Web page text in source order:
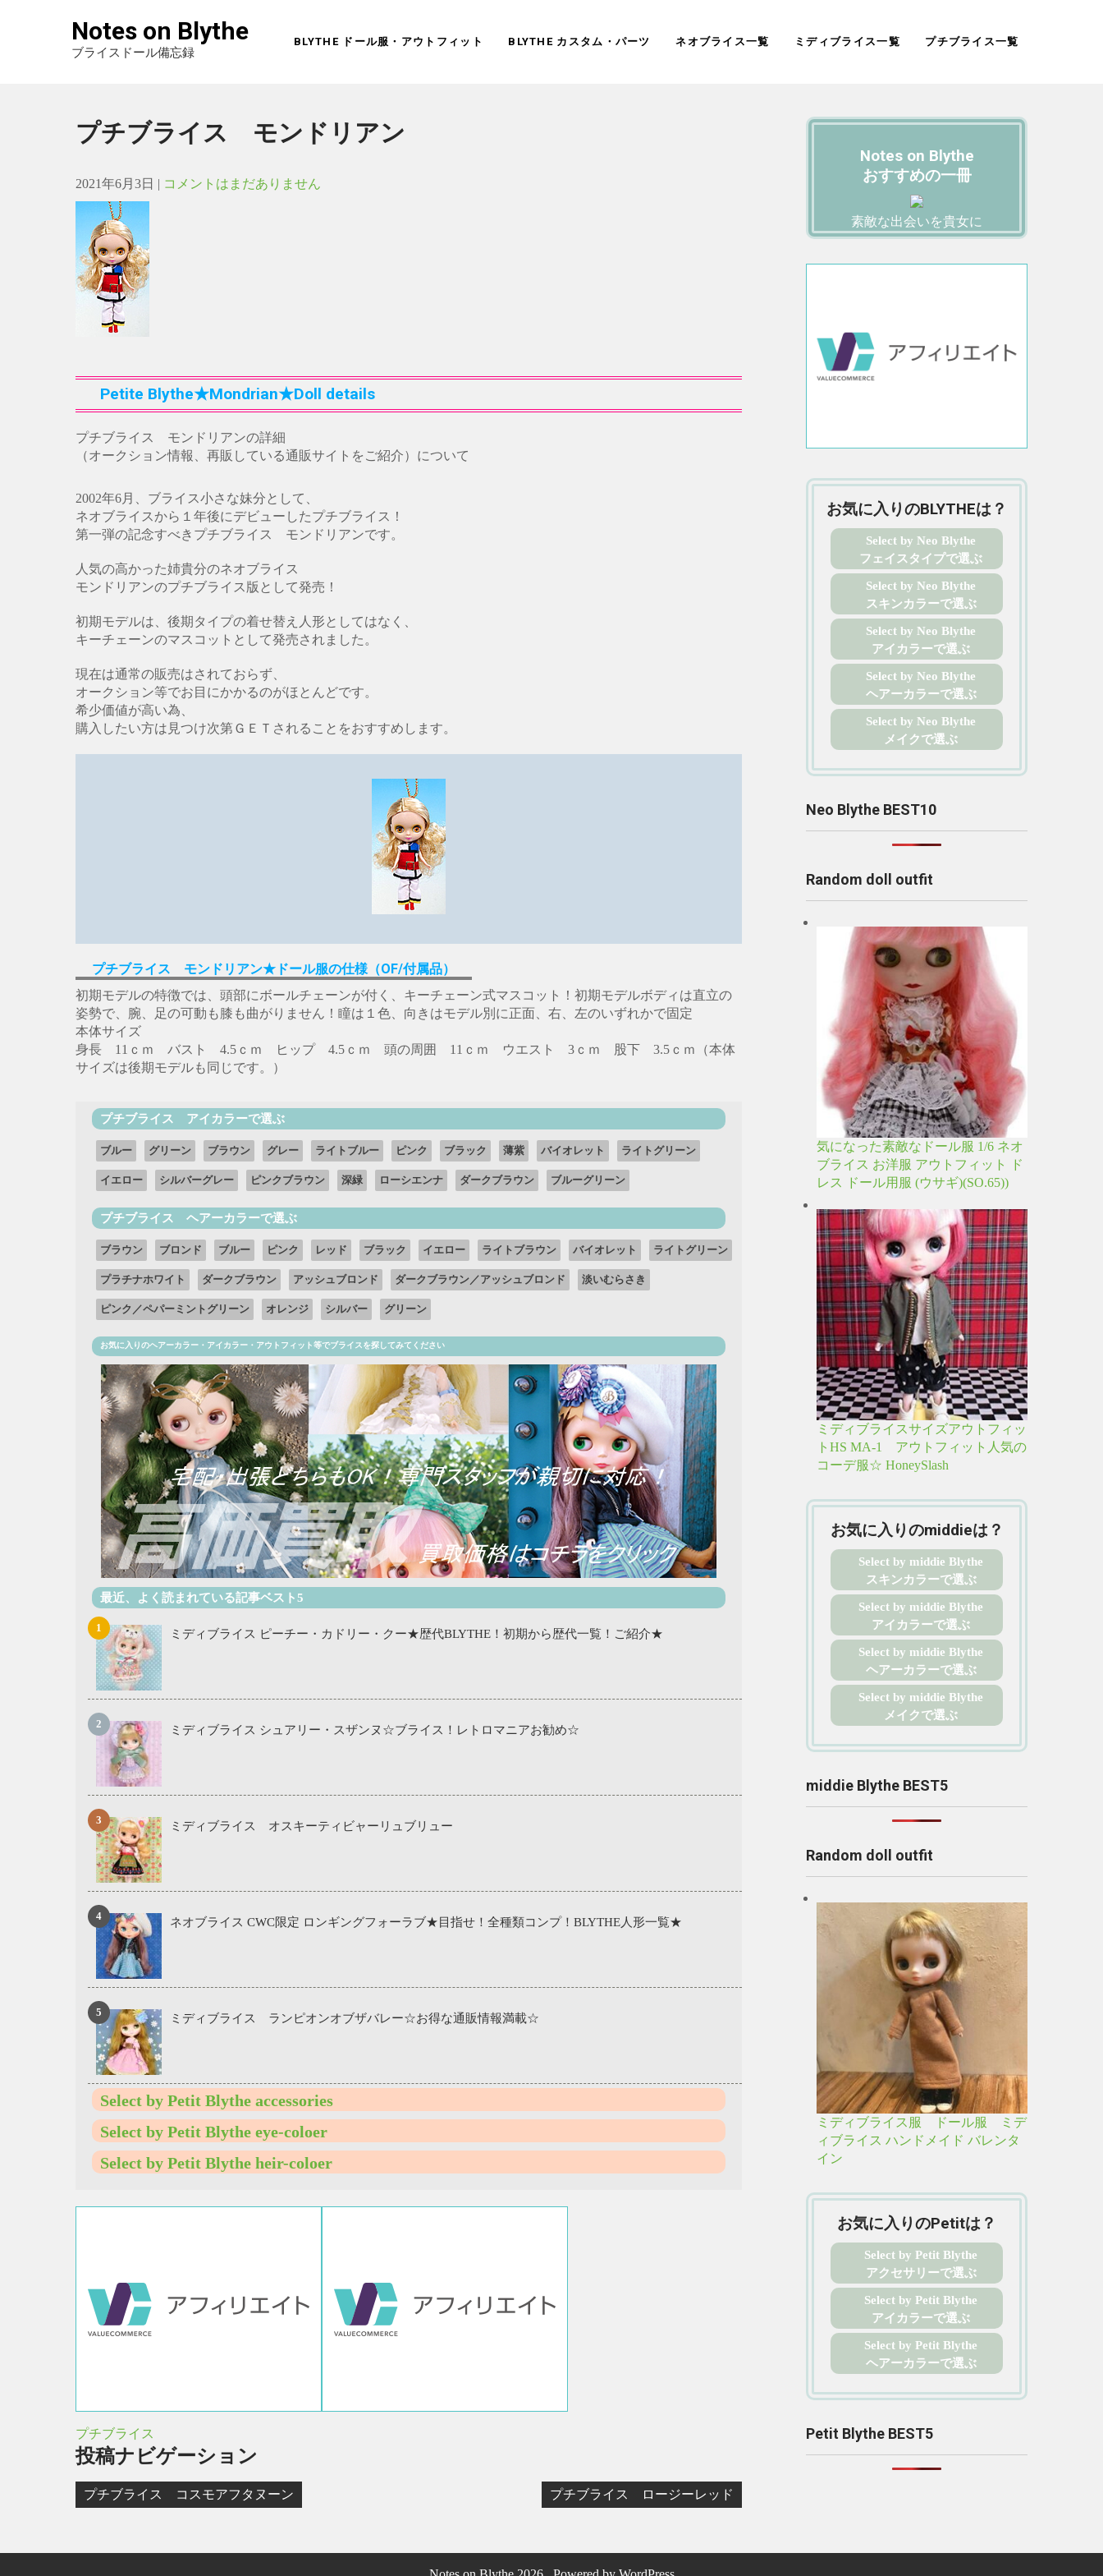
Notes on Blythe
ブライスドール備忘録
BLYTHE ドール服・アウトフィット BLYTHE カスタム・パーツ ネオブライス一覧 ミディブライス一覧 プチブライス一覧
プチブライス モンドリアン
2021年6月3日 | コメントはまだありません
Petite Blythe★Mondrian★Doll details
プチブライス モンドリアンの詳細
（オークション情報、再販している通販サイトをご紹介）について
2002年6月、ブライス小さな妹分として、
ネオブライスから１年後にデビューしたプチブライス！
第一弾の記念すべきプチブライス モンドリアンです。
人気の高かった姉貴分のネオブライス
モンドリアンのプチブライス版として発売！
初期モデルは、後期タイプの着せ替え人形としてはなく、
キーチェーンのマスコットとして発売されました。
現在は通常の販売はされておらず、
オークション等でお目にかかるのがほとんどです。
希少価値が高い為、
購入したい方は見つけ次第ＧＥＴされることをおすすめします。
プチブライス モンドリアン★ドール服の仕様（OF/付属品）
初期モデルの特徴では、頭部にボールチェーンが付く、キーチェーン式マスコット！初期モデルボディは直立の
姿勢で、腕、足の可動も膝も曲がりません！瞳は１色、向きはモデル別に正面、右、左のいずれかで固定
本体サイズ
身長 11ｃｍ バスト 4.5ｃｍ ヒップ 4.5ｃｍ 頭の周囲 11ｃｍ ウエスト 3ｃｍ 股下 3.5ｃｍ（本体
サイズは後期モデルも同じです。）
プチブライス アイカラーで選ぶ
ブルー グリーン ブラウン グレー ライトブルー ピンク ブラック 薄紫 バイオレット ライトグリーン
イエロー シルバーグレー ピンクブラウン 深緑 ローシエンナ ダークブラウン ブルーグリーン
プチブライス ヘアーカラーで選ぶ
ブラウン ブロンド ブルー ピンク レッド ブラック イエロー ライトブラウン バイオレット ライトグリーン
プラチナホワイト ダークブラウン アッシュブロンド ダークブラウン／アッシュブロンド 淡いむらさき
ピンク／ペパーミントグリーン オレンジ シルバー グリーン
お気に入りのヘアーカラー・アイカラー・アウトフィット等でブライスを探してみてください
最近、よく読まれている記事ベスト5
ミディブライス ピーチー・カドリー・クー★歴代BLYTHE！初期から歴代一覧！ご紹介★
ミディブライス シュアリー・スザンヌ☆ブライス！レトロマニアお勧め☆
ミディブライス オスキーティビャーリュブリュー
ネオブライス CWC限定 ロンギングフォーラブ★目指せ！全種類コンプ！BLYTHE人形一覧★
ミディブライス ランピオンオブザバレー☆お得な通販情報満載☆
Select by Petit Blythe accessories
Select by Petit Blythe eye-coloer
Select by Petit Blythe heir-coloer
プチブライス
投稿ナビゲーション
プチブライス コスモアフタヌーン プチブライス ロージーレッド
Notes on Blythe
おすすめの一冊
素敵な出会いを貴女に
お気に入りのBLYTHEは？
Select by Neo Blythe
フェイスタイプで選ぶ
Select by Neo Blythe
スキンカラーで選ぶ
Select by Neo Blythe
アイカラーで選ぶ
Select by Neo Blythe
ヘアーカラーで選ぶ
Select by Neo Blythe
メイクで選ぶ
Neo Blythe BEST10
Random doll outfit
気になった素敵なドール服 1/6 ネオ
ブライス お洋服 アウトフィット ド
レス ドール用服 (ウサギ)(SO.65))
ミディブライスサイズアウトフィッ
トHS MA-1 アウトフィット人気の
コーデ服☆ HoneySlash
お気に入りのmiddieは？
Select by middie Blythe
スキンカラーで選ぶ
Select by middie Blythe
アイカラーで選ぶ
Select by middie Blythe
ヘアーカラーで選ぶ
Select by middie Blythe
メイクで選ぶ
middie Blythe BEST5
Random doll outfit
ミディブライス服 ドール服 ミデ
ィブライス ハンドメイド バレンタ
イン
お気に入りのPetitは？
Select by Petit Blythe
アクセサリーで選ぶ
Select by Petit Blythe
アイカラーで選ぶ
Select by Petit Blythe
ヘアーカラーで選ぶ
Petit Blythe BEST5